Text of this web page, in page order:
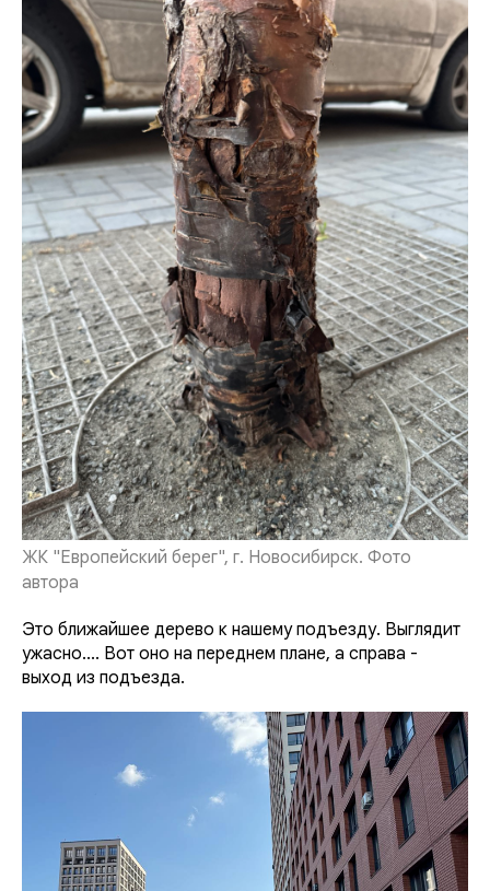
ЖК "Европейский берег", г. Новосибирск. Фото
автора
Это ближайшее дерево к нашему подъезду. Выглядит
ужасно.... Вот оно на переднем плане, а справа -
выход из подъезда.